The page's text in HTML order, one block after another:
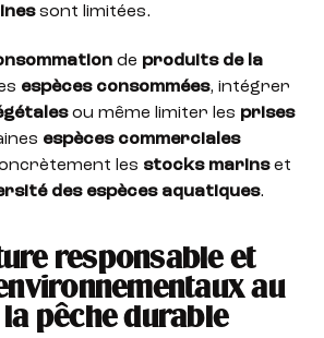
sont limitées.
de produits de la
espèces consommées, intégrer
ou même limiter les prises
espèces commerciales
les stocks marinset
des espèces aquatiques.
responsable et
au
pêche durable